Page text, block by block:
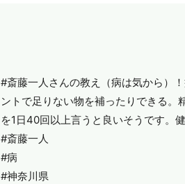
#斎藤一人さんの教え（病は気から）
ントで足りない物を補ったりできる。
を1日40回以上言うと良いそうです。
#斎藤一人
#病
#神奈川県